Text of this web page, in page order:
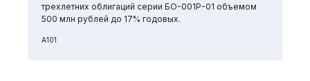
трехлетних облигаций серии БО-001Р-01 объемом
500 млн рублей до 17% годовых.
А101